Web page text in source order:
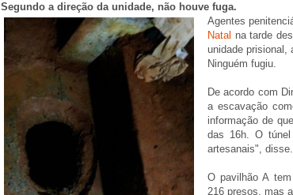
Segundo a direção da unidade, não houve fuga.
Agentes
Natal na tarde
unidade prisional,
Ninguém fugiu.
De acordo com
a escavação
informação de
das 16h. O túnel
artesanais", disse.
O pavilhão A
216 presos, mas